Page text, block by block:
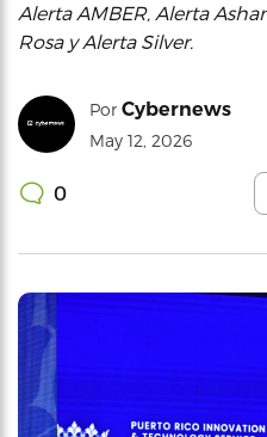
Alerta AMBER, Alerta
Rosa y Alerta Silver.
Por Cybernews
May 12, 2026
0